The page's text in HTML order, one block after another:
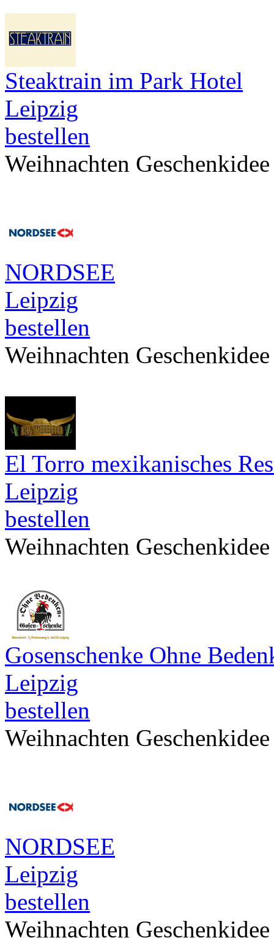
Steaktrain im Park Hotel
Leipzig
bestellen
Weihnachten Geschenkidee
NORDSEE
Leipzig
bestellen
Weihnachten Geschenkidee
El Torro mexikanisches
Leipzig
bestellen
Weihnachten Geschenkidee
Gosenschenke Ohne
Leipzig
bestellen
Weihnachten Geschenkidee
NORDSEE
Leipzig
bestellen
Weihnachten Geschenkidee